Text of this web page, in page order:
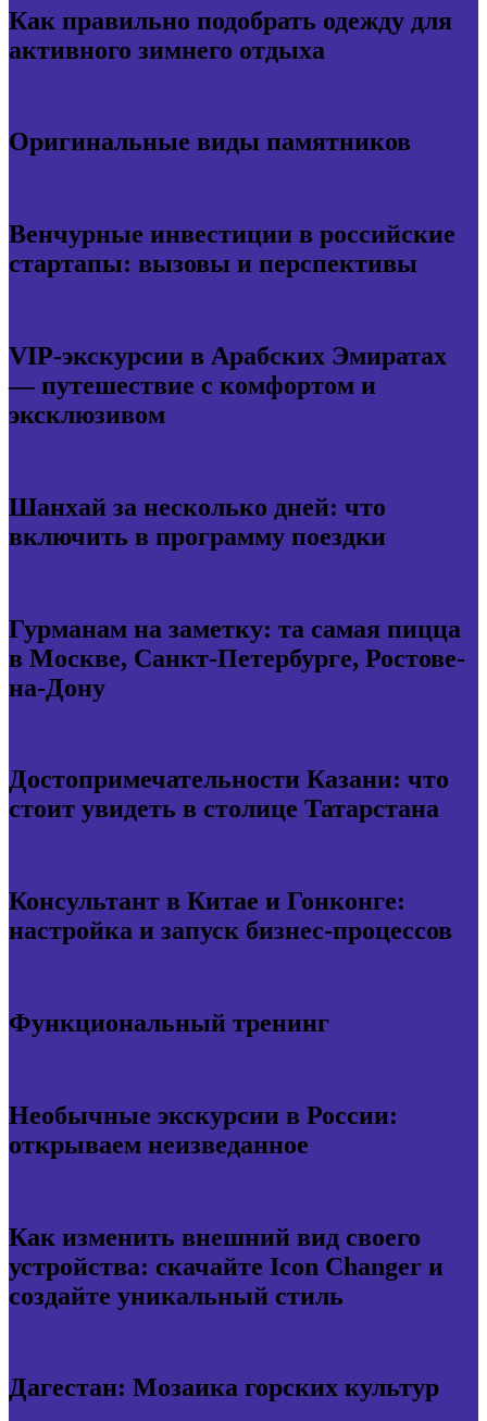
Как правильно подобрать одежду для
активного зимнего отдыха
Оригинальные виды памятников
Венчурные инвестиции в российские
стартапы: вызовы и перспективы
VIP-экскурсии в Арабских Эмиратах
— путешествие с комфортом и
эксклюзивом
Шанхай за несколько дней: что
включить в программу поездки
Гурманам на заметку: та самая пицца
в Москве, Санкт-Петербурге, Ростове-
на-Дону
Достопримечательности Казани: что
стоит увидеть в столице Татарстана
Консультант в Китае и Гонконге:
настройка и запуск бизнес-процессов
Функциональный тренинг
Необычные экскурсии в России:
открываем неизведанное
Как изменить внешний вид своего
устройства: скачайте Icon Changer и
создайте уникальный стиль
Дагестан: Мозаика горских культур